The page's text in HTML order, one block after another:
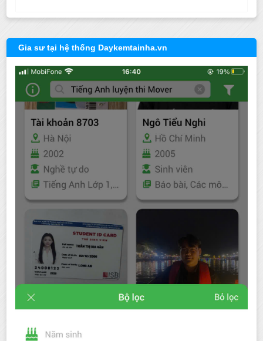
Gia sư tại hệ thống Daykemtainha.vn